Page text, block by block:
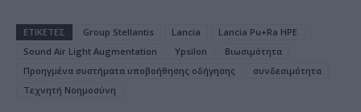
ΕΤΙΚΕΤΕΣ Group Stellantis Lancia
Lancia Pu+Ra HPE
Sound Air Light Augmentation
Ypsilon
Βιωσιμότητα
Προηγμένα συστήματα υποβοήθησης οδήγησης
συνδεσιμότητα
Τεχνητή Νοημοσύνη